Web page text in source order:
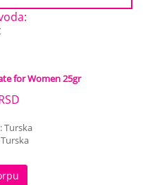
for Women 25gr
Turska